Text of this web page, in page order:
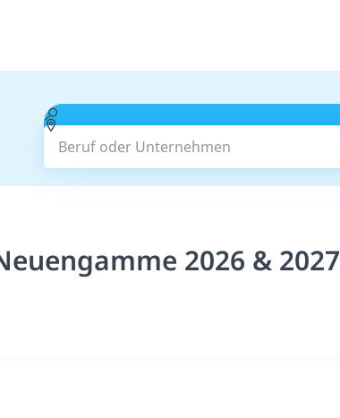
Beruf oder Unternehmen
2026 & 2027